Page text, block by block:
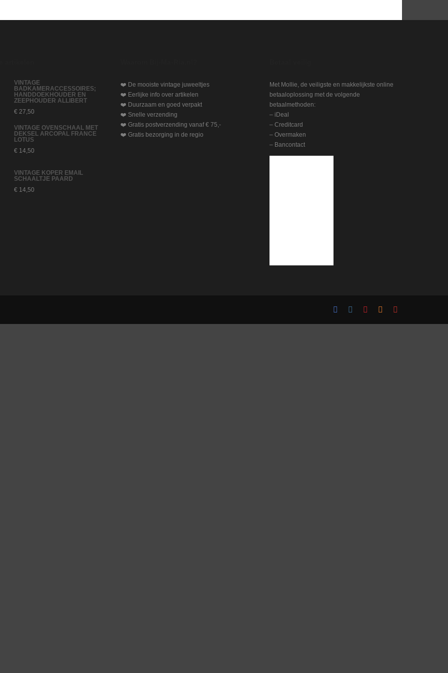
VINTAGE
BADKAMERACCESSOIRES;
HANDDOEKHOUDER EN
ZEEPHOUDER ALLIBERT
€ 27,50
VINTAGE OVENSCHAAL MET
DEKSEL ARCOPAL FRANCE
LOTUS
€ 14,50
VINTAGE KOPER EMAIL
SCHAALTJE PAARD
€ 14,50
❤️ De mooiste vintage juweeltjes
❤️ Eerlijke info over artikelen
❤️ Duurzaam en goed verpakt
❤️ Snelle verzending
❤️ Gratis postverzending vanaf € 75,-
❤️ Gratis bezorging in de regio
Met Mollie, de veiligste en makkelijkste online
betaaloplossing met de volgende
betaalmethoden:
– iDeal
– Creditcard
– Overmaken
– Bancontact